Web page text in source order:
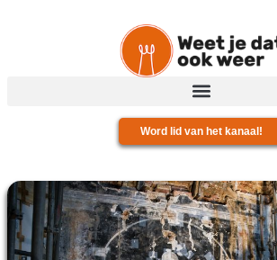
Word lid van het kanaal!